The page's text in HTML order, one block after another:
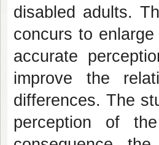
disabled adults.
concurs to
accurate
improve the
differences. The
perception of